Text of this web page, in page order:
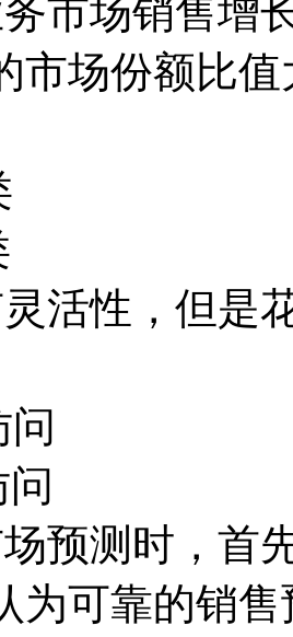
市场销售增
市场份额比
号
星
活性，但是
话访
员访
预测时，首
为可靠的销